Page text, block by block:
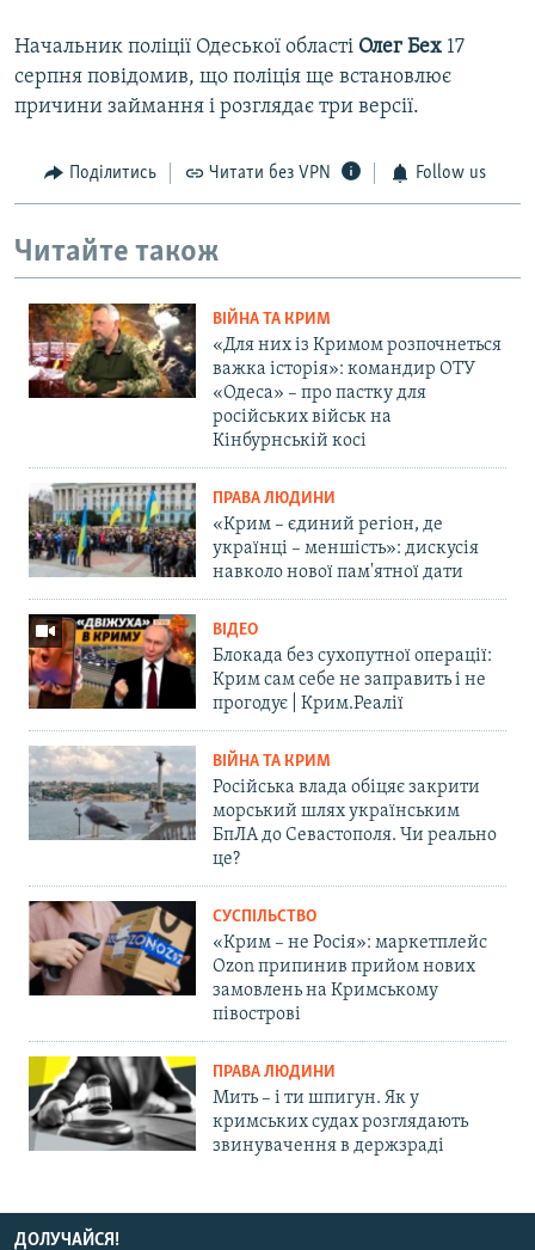
Начальник поліції Одеської області Олег Бех 17
серпня повідомив, що поліція ще встановлює
причини займання і розглядає три версії.
Поділитись Читати без VPN Follow us
Читайте також
ВІЙНА ТА КРИМ
«Для них із Кримом розпочнеться
важка історія»: командир ОТУ
«Одеса» – про пастку для
російських військ на
Кінбурнській косі
ПРАВА ЛЮДИНИ
«Крим – єдиний регіон, де
українці – меншість»: дискусія
навколо нової пам'ятної дати
ВІДЕО
Блокада без сухопутної операції:
Крим сам себе не заправить і не
прогодує | Крим.Реалії
ВІЙНА ТА КРИМ
Російська влада обіцяє закрити
морський шлях українським
БпЛА до Севастополя. Чи реально
це?
СУСПІЛЬСТВО
«Крим – не Росія»: маркетплейс
Ozon припинив прийом нових
замовлень на Кримському
півострові
ПРАВА ЛЮДИНИ
Мить – і ти шпигун. Як у
кримських судах розглядають
звинувачення в держзраді
ДОЛУЧАЙСЯ!